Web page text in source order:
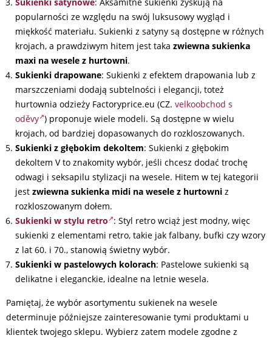
popularności ze względu na swój luksusowy wygląd i
miękkość materiału. Sukienki z satyny są dostępne w różnych
krojach, a prawdziwym hitem jest taka zwiewna sukienka
maxi na wesele z hurtowni.
Sukienki drapowane: Sukienki z efektem drapowania lub z
marszczeniami dodają subtelności i elegancji, toteż
hurtownia odzieży Factoryprice.eu (CZ. velkoobchod s
oděvy ) proponuje wiele modeli. Są dostępne w wielu
krojach, od bardziej dopasowanych do rozkloszowanych.
Sukienki z głębokim dekoltem: Sukienki z głębokim
dekoltem V to znakomity wybór, jeśli chcesz dodać trochę
odwagi i seksapilu stylizacji na wesele. Hitem w tej kategorii
jest zwiewna sukienka midi na wesele z hurtowni z
rozkloszowanym dołem.
Sukienki w stylu retro : Styl retro wciąż jest modny, więc
sukienki z elementami retro, takie jak falbany, bufki czy wzory
z lat 60. i 70., stanowią świetny wybór.
Sukienki w pastelowych kolorach: Pastelowe sukienki są
delikatne i eleganckie, idealne na letnie wesela.
Pamiętaj, że wybór asortymentu sukienek na wesele
determinuje późniejsze zainteresowanie tymi produktami u
klientek twojego sklepu. Wybierz zatem modele zgodne z